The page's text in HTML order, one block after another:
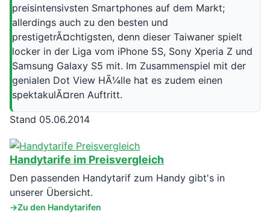
preisintensivsten Smartphones auf dem Markt;
allerdings auch zu den besten und
prestigetrÃ¤chtigsten, denn dieser Taiwaner spielt
locker in der Liga vom iPhone 5S, Sony Xperia Z und
Samsung Galaxy S5 mit. Im Zusammenspiel mit der
genialen Dot View HÃ¼lle hat es zudem einen
spektakulÃ¤ren Auftritt.
Stand 05.06.2014
Handytarife im Preisvergleich
Den passenden Handytarif zum Handy gibt's in
unserer Übersicht.
Zu den Handytarifen